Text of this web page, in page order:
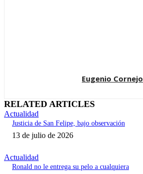
Eugenio Cornejo
RELATED ARTICLES
Actualidad
Justicia de San Felipe, bajo observación
13 de julio de 2026
Actualidad
Ronald no le entrega su pelo a cualquiera